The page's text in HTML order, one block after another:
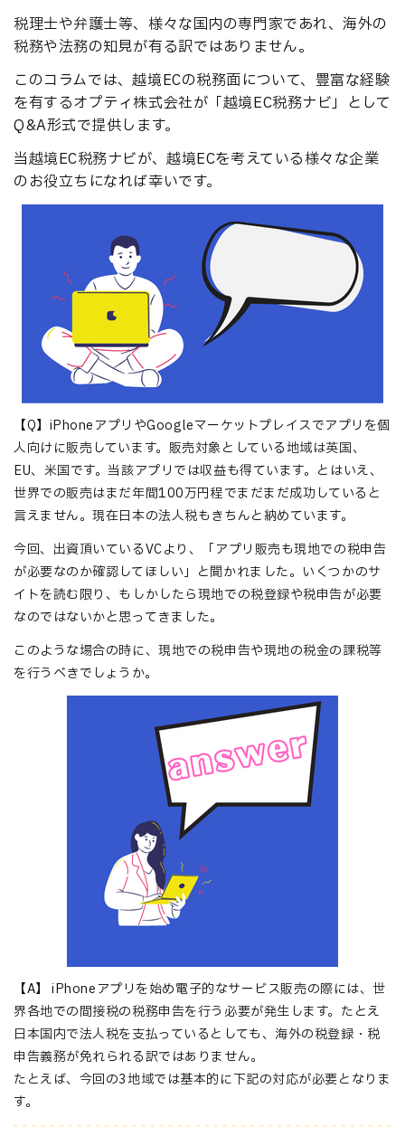
税理士や弁護士等、様々な国内の専門家であれ、海外の
税務や法務の知見が有る訳ではありません。
このコラムでは、越境ECの税務面について、豊富な経験
を有するオプティ株式会社が「越境EC税務ナビ」として
Q&A形式で提供します。
当越境EC税務ナビが、越境ECを考えている様々な企業
のお役立ちになれば幸いです。
【Q】iPhoneアプリやGoogleマーケットプレイスでアプリを個
人向けに販売しています。販売対象としている地域は英国、
EU、米国です。当該アプリでは収益も得ています。とはいえ、
世界での販売はまだ年間100万円程でまだまだ成功していると
言えません。現在日本の法人税もきちんと納めています。
今回、出資頂いているVCより、「アプリ販売も現地での税申告
が必要なのか確認してほしい」と聞かれました。いくつかのサ
イトを読む限り、もしかしたら現地での税登録や税申告が必要
なのではないかと思ってきました。
このような場合の時に、現地での税申告や現地の税金の課税等
を行うべきでしょうか。
【A】 iPhoneアプリを始め電子的なサービス販売の際には、世
界各地での間接税の税務申告を行う必要が発生します。たとえ
日本国内で法人税を支払っているとしても、海外の税登録・税
申告義務が免れられる訳ではありません。
たとえば、今回の3地域では基本的に下記の対応が必要となりま
す。